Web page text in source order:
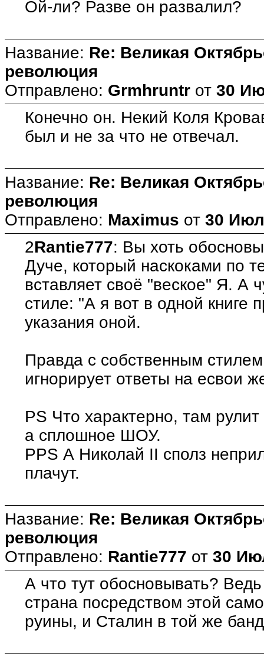
Ой-ли? Разве он развалил?
Название: Re: Великая
революция
Отправлено: Grmhruntr от 30
Конечно он. Некий Коля
был и не за что не отвечал.
Название: Re: Великая
революция
Отправлено: Maximus от 30
2Rantie777: Вы хоть
Дуче, который наскоками по
вставляет своё "веское" Я. А
стиле: "А я вот в одной книге
указания оной.
Правда с собственным
игнорирует ответы на есвои
PS Что характерно, там
а сплошное ШОУ.
PPS А Николай II сполз
плачут.
Название: Re: Великая
революция
Отправлено: Rantie777 от 30
А что тут обосновывать?
страна посредством этой
руины, и Сталин в той же